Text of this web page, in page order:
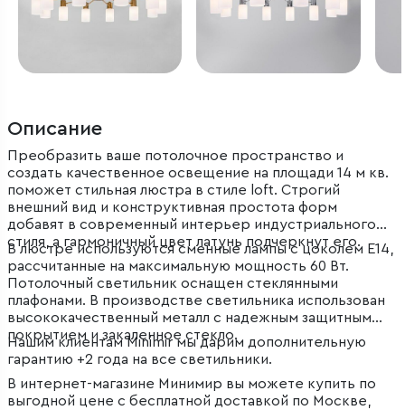
Описание
Преобразить ваше потолочное пространство и
создать качественное освещение на площади 14 м кв.
поможет стильная люстра в стиле loft. Строгий
внешний вид и конструктивная простота форм
добавят в современный интерьер индустриального
стиля, а гармоничный цвет латунь подчеркнут его.
В люстре используются сменные лампы с цоколем E14,
рассчитанные на максимальную мощность 60 Вт.
Потолочный светильник оснащен стеклянными
плафонами. В производстве светильника использован
высококачественный металл с надежным защитным
покрытием и закаленное стекло.
Нашим клиентам Minimir мы дарим дополнительную
гарантию +2 года на все светильники.
В интернет-магазине Минимир вы можете купить по
выгодной цене с бесплатной доставкой по Москве,